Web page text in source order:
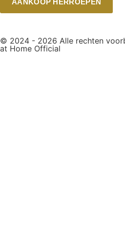
© 2024 - 2026 Alle rechten
at Home Official